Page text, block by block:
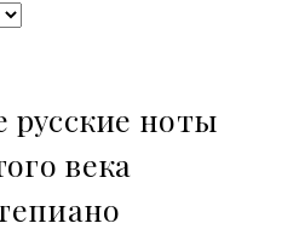
ноты
века